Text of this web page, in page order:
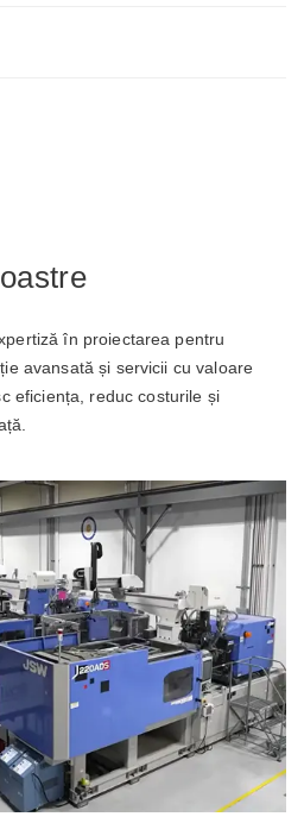
în proiectarea pentru
avansată și servicii cu valoare
eficiența, reduc costurile și